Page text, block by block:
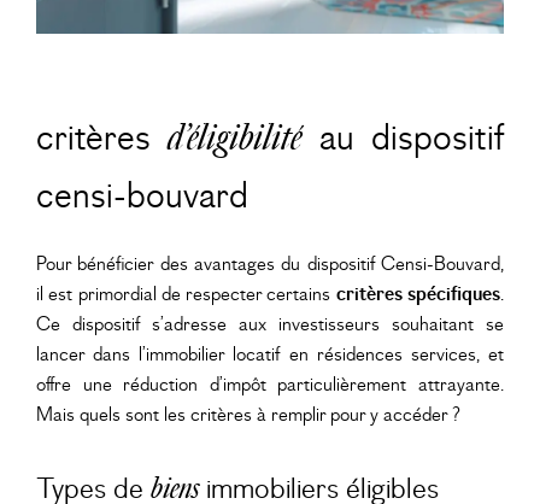
critèresd’éligibilitéau dispositif
censi-bouvard
Pour bénéficier des avantages du dispositif Censi-Bouvard,
il est primordial de respecter certains critères spécifiques.
Ce dispositif s’adresse aux investisseurs souhaitant se
lancer dans l’immobilier locatif en résidences services, et
offre une réduction d’impôt particulièrement attrayante.
Mais quels sont les critères à remplir pour y accéder ?
Types de biensimmobiliers éligibles